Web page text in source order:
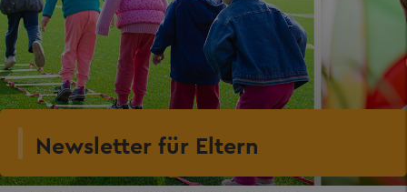
Newsletter für Eltern